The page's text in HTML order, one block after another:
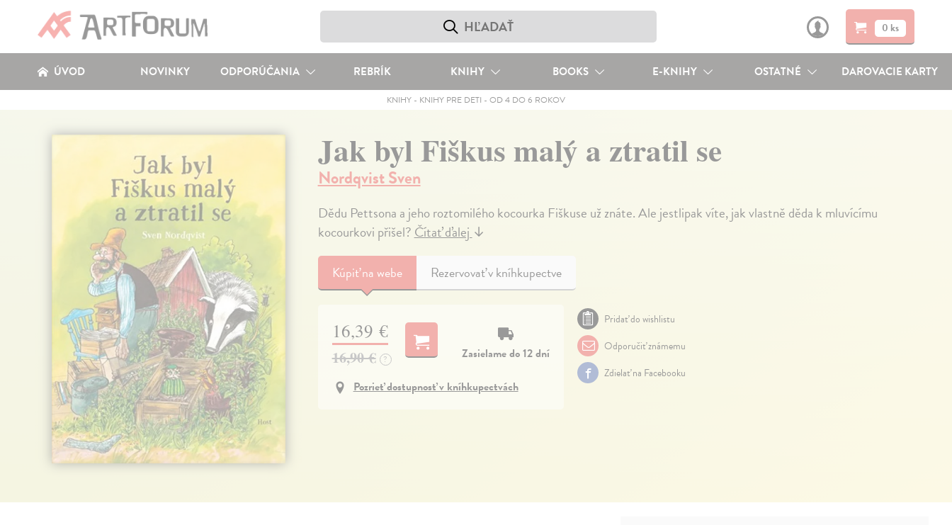
0 ks
ÚVOD NOVINKY ODPORÚČANIA REBRÍK KNIHY BOOKS E-KNIHY OSTATNÉ DAROVACIE KARTY
KNIHY- KNIHY PRE DETI - OD 4 DO 6 ROKOV
Jak byl Fiškus malý a ztratil se
Nordqvist Sven
Dědu Pettsona a jeho roztomilého kocourka Fiškuse už znáte. Ale jestlipak víte, jak vlastně děda k mluvícímu
kocourkovi přišel?Čítať ďalej↓
Kúpiťna webe Rezervovať v kníhkupectve
16,39 €
16,90 € ?
Zasielame do 12 dní
Pozrieť dostupnosť v kníhkupectvách
Pridať do wishlistu
Odporučiť známemu
Zdielať na Facebooku